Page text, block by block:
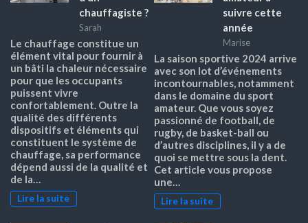
chauffagiste ?
Sarah
Le chauffage constitue un
élément vital pour fournir à
un bâti la chaleur nécessaire
pour que les occupants
puissent vivre
confortablement. Outre la
qualité des différents
dispositifs et éléments qui
constituent le système de
chauffage, sa performance
dépend aussi de la qualité et
de la…
Lire la suite
suivre cette
année
Marise
La saison sportive 2024 arrive
avec son lot d’événements
incontournables, notamment
dans le domaine du sport
amateur. Que vous soyez
passionné de football, de
rugby, de basket-ball ou
d’autres disciplines, il y a de
quoi se mettre sous la dent.
Cet article vous propose
une…
Lire la suite